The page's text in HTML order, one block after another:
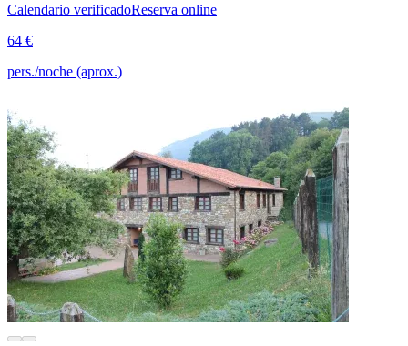
Calendario verificadoReserva online
64 €
pers./noche (aprox.)